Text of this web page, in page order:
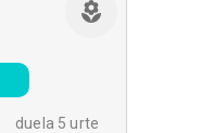
duela 5 urte